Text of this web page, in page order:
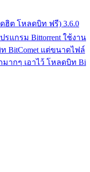
ดฮิต โหลดบิท ฟรี) 3.6.0
รแกรม Bittorrent ใช้งาน
BitComet แต่ขนาดไฟล์
มากๆ เอาไว้ โหลดบิท Bi